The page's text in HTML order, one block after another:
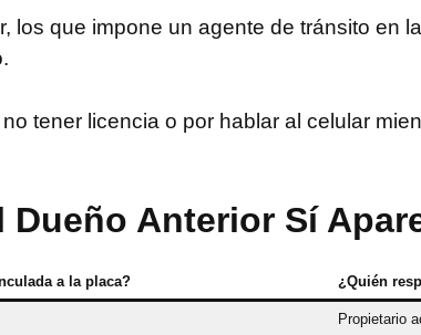
los que impone un agente de tránsito en
tener licencia o por hablar al celular
Dueño Anterior Sí
a la placa? ¿Quién
Propietario